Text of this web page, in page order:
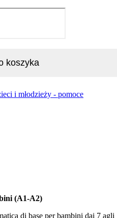
koszyka
i młodzieży - pomoce
(A1-A2)
di base per bambini dai 7 agli